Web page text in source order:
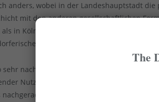
anders, wobei in der Landeshauptstadt
mit den anderen gesellschaftlichen
in Köln. Man kann auch sagen: Der
sehr nach dem TV schielen, ist aber in den
Nutzung der Streaming-Dienste, also
nachgerade atavistisch. Im Grunde kräht
The